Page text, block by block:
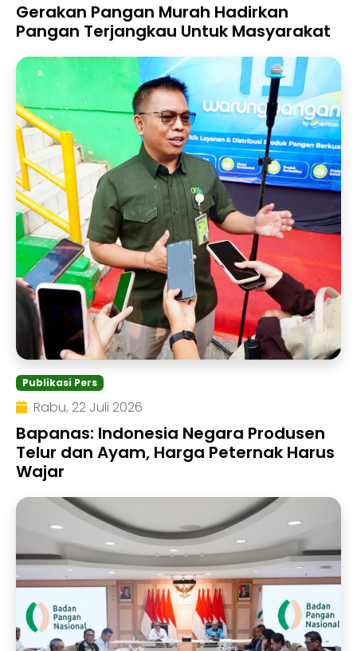
Gerakan Pangan Murah Hadirkan
Pangan Terjangkau Untuk Masyarakat
Publikasi Pers
Rabu, 22 Juli 2026
Bapanas: Indonesia Negara Produsen
Telur dan Ayam, Harga Peternak Harus
Wajar